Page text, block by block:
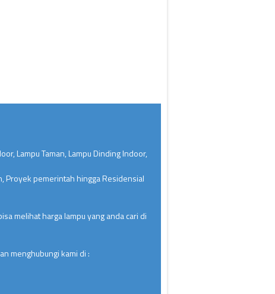
Lampu Taman, Lampu Dinding Indoor,
Proyek pemerintah hingga Residensial
melihat harga lampu yang anda cari di
menghubungi kami di :